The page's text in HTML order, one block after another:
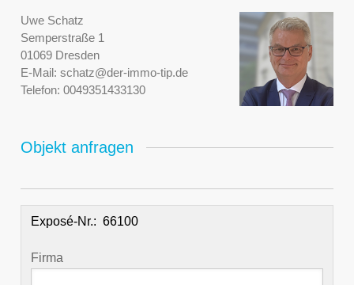
Uwe Schatz
Semperstraße 1
01069 Dresden
E-Mail: schatz@der-immo-tip.de
Telefon: 0049351433130
Objekt anfragen
Exposé-Nr.:
Firma